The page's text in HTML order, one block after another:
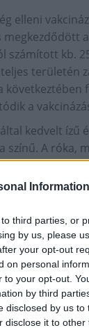
Information
third parties, or
by us, please
your opt-out
on personal
your opt-out.
by third
disclosed by us
disclose it to other
elleni
megkezdődött
számított kb.
területén
következtében
a
kedvelt ízű
színű. A róka,
A csalétek
JELENT. A
szabad